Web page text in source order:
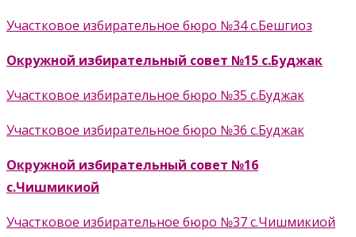
Участковое избирательное бюро №34 с.Бешгиоз
Окружной избирательный совет №15 с.Буджак
Участковое избирательное бюро №35 с.Буджак
Участковое избирательное бюро №36 с.Буджак
Окружной избирательный совет №16
с.Чишмикиой
Участковое избирательное бюро №37 с.Чишмикиой